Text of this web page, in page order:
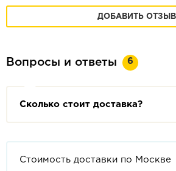
ДОБАВИТЬ ОТЗЫВ
Вопросы и ответы 6
Сколько стоит доставка?
Стоимость доставки по Москве